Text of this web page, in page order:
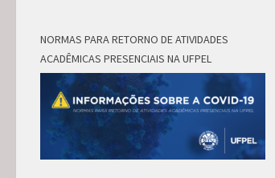
NORMAS PARA RETORNO DE ATIVIDADES
ACADÊMICAS PRESENCIAIS NA UFPEL